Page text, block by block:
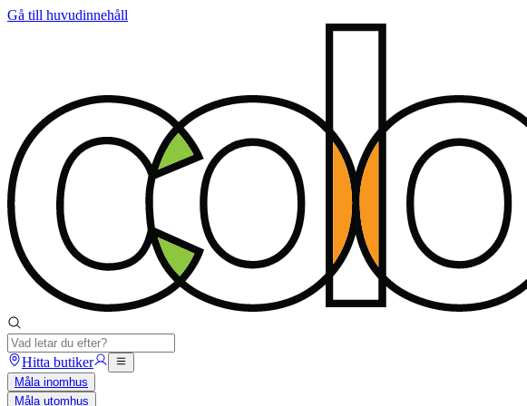
Gå till huvudinnehåll
Hitta butiker
Måla inomhus
Måla utomhus